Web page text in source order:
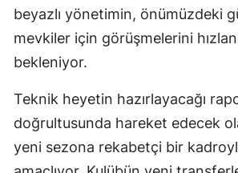
beyazlı yönetimin, önümüzdeki
mevkiler için görüşmelerini
bekleniyor.
Teknik heyetin hazırlayacağı
doğrultusunda hareket edecek
yeni sezona rekabetçi bir